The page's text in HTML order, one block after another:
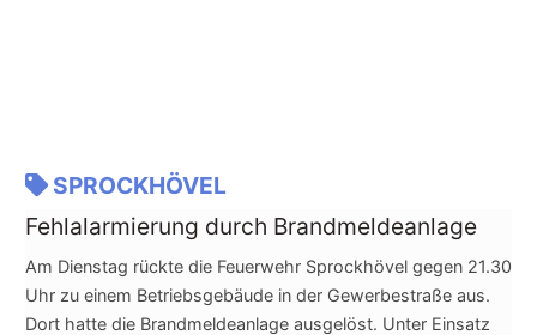
SPROCKHÖVEL
Fehlalarmierung durch Brandmeldeanlage
Am Dienstag rückte die Feuerwehr Sprockhövel gegen 21.30
Uhr zu einem Betriebsgebäude in der Gewerbestraße aus.
Dort hatte die Brandmeldeanlage ausgelöst. Unter Einsatz